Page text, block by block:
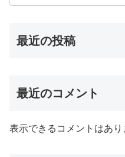
最近の投稿
最近のコメント
表示できるコメントはあり